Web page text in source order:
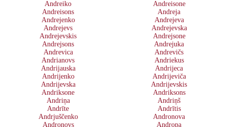
Andreiko
Andreisone
Andreisons
Andreja
Andrejenko
Andrejeva
Andrejevs
Andrejevska
Andrejevskis
Andrejsone
Andrejsons
Andrejuka
Andrevica
Andrevičs
Andrianovs
Andriekus
Andrijauska
Andrijeca
Andrijenko
Andrijeviča
Andrijevska
Andrijevskis
Andriksone
Andriksons
Andriņa
Andriņš
Andrīte
Andrītis
Andrjuščenko
Andronova
Andronovs
Andropa